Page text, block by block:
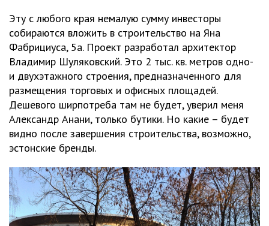
Эту с любого края немалую сумму инвесторы
собираются вложить в строительство на Яна
Фабрициуса, 5а. Проект разработал архитектор
Владимир Шуляковский. Это 2 тыс. кв. метров одно-
и двухэтажного строения, предназначенного для
размещения торговых и офисных площадей.
Дешевого ширпотреба там не будет, уверил меня
Александр Анани, только бутики. Но какие – будет
видно после завершения строительства, возможно,
эстонские бренды.